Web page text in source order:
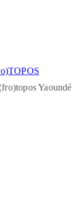
Yaoundé